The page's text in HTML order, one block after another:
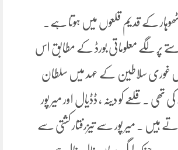
کے قدیم قلعوں میں ہوتا ہے۔
پر لگے معلوماتی بورڈ کے مطابق اس
1186 ء میں غوری سلاطین کے عہد میں سلطان
۔ قلعے کو دینہ ، ڈڈیال اور میر پور
ہیں ۔ میر پور سے تیزرفتار کشتی سے